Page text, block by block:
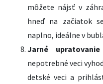
môžete nájsť v
hneď na začiatok
naplno, ideálne v
Jarné
nepotrebné veci
detské veci a